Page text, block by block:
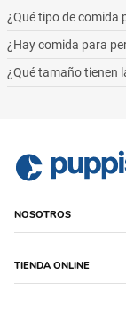
¿Qué tipo de comida
Podés comprar
húmedo, alimento
¿Hay comida para
Podés comprar
¿Qué tamaño tienen
NOSOTROS
TIENDA ONLINE